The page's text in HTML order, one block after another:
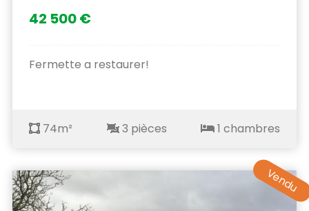
42 500 €
Fermette a restaurer!
74m² 3 pièces 1 chambres
Vendu